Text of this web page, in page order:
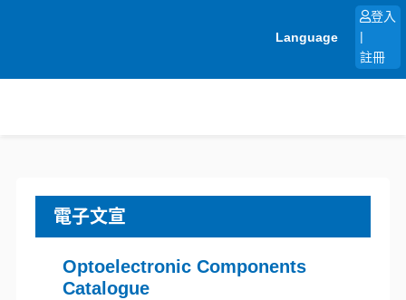
Language
登入
註冊
電子文宣
Optoelectronic Components
Catalogue